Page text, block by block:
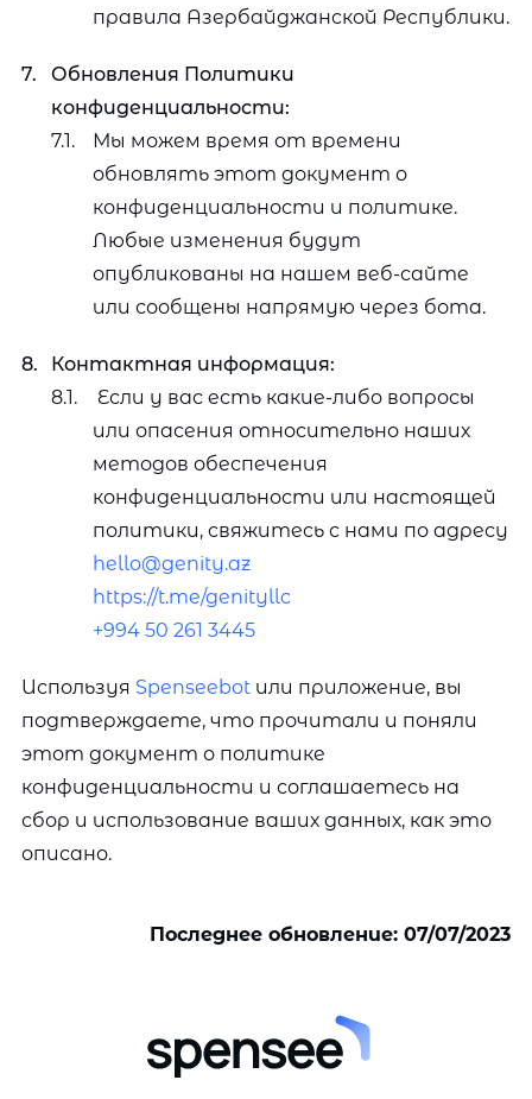
правила Азербайджанской Республики.
Обновления Политики
конфиденциальности:
Мы можем время от времени
обновлять этот документ о
конфиденциальности и политике.
Любые изменения будут
опубликованы на нашем веб-сайте
или сообщены напрямую через бота.
Контактная информация:
Если у вас есть какие-либо вопросы
или опасения относительно наших
методов обеспечения
конфиденциальности или настоящей
политики, свяжитесь с нами по адресу
hello@genity.az
https://t.me/genityllc
+994 50 261 3445
Используя Spenseebotили приложение, вы
подтверждаете, что прочитали и поняли
этот документ о политике
конфиденциальности и соглашаетесь на
сбор и использование ваших данных, как это
описано.
Последнее обновление: 07/07/2023